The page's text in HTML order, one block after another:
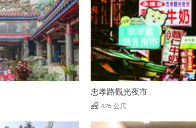
忠孝路觀光夜市
425 公尺